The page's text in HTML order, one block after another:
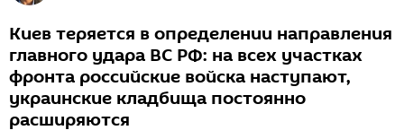
Киев теряется в определении направления
главного удара ВС РФ: на всех участках
фронта российские войска наступают,
украинские кладбища постоянно
расширяются